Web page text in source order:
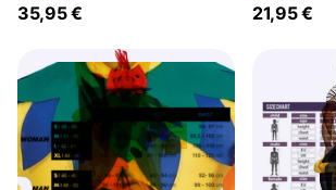
35,95 € 21,95 €